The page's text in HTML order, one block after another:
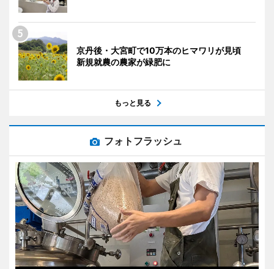
京丹後・大宮町で10万本のヒマワリが見頃
新規就農の農家が緑肥に
もっと見る
フォトフラッシュ